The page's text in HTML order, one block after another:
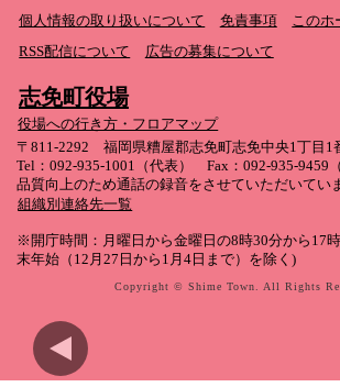
個人情報の取り扱いについて 免責事項
このホ
RSS配信について
広告の募集について
志免町役場
役場への行き方・フロアマップ
〒811-2292 福岡県糟屋郡志免町志免中央1丁目1
Tel：092-935-1001（代表） Fax：092-935-9459（
品質向上のため通話の録音をさせていただいてい
組織別連絡先一覧
※開庁時間：月曜日から金曜日の8時30分から17
末年始（12月27日から1月4日まで）を除く)
Copyright © Shime Town. All Rights